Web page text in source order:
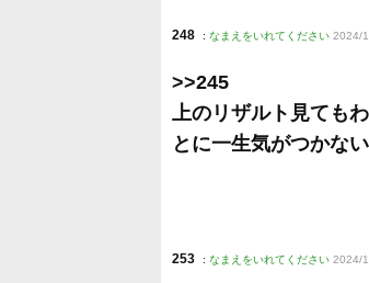
248 : なまえをいれてください 2024/
>>245
上のリザルト見ても
とに一生気がつかな
253 : なまえをいれてください 2024/